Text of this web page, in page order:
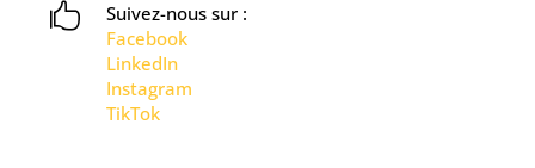

Suivez-nous sur :
Facebook
LinkedIn
Instagram
TikTok